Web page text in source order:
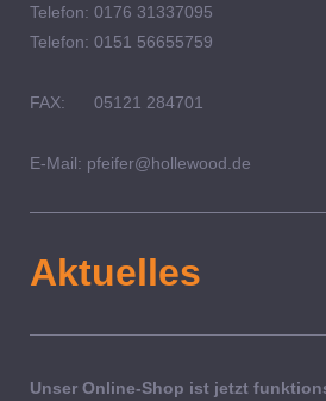
Telefon: 0176 31337095
Telefon: 0151 56655759
FAX: 05121 284701
E-Mail: pfeifer@hollewood.de
Aktuelles
Unser Online-Shop ist jetzt